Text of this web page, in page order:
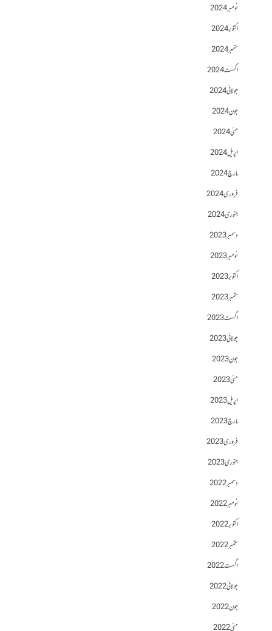
نومبر 2024
اکتوبر 2024
ستمبر 2024
اگست 2024
جولائی 2024
جون 2024
مئی 2024
اپریل 2024
مارچ 2024
فروری 2024
جنوری 2024
دسمبر 2023
نومبر 2023
اکتوبر 2023
ستمبر 2023
اگست 2023
جولائی 2023
جون 2023
مئی 2023
اپریل 2023
مارچ 2023
فروری 2023
جنوری 2023
دسمبر 2022
نومبر 2022
اکتوبر 2022
ستمبر 2022
اگست 2022
جولائی 2022
جون 2022